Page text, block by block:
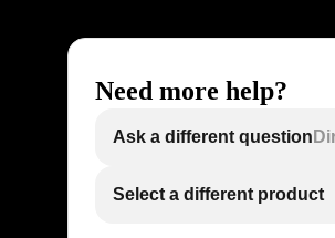
Need more help?
Ask a different question
Select a different product